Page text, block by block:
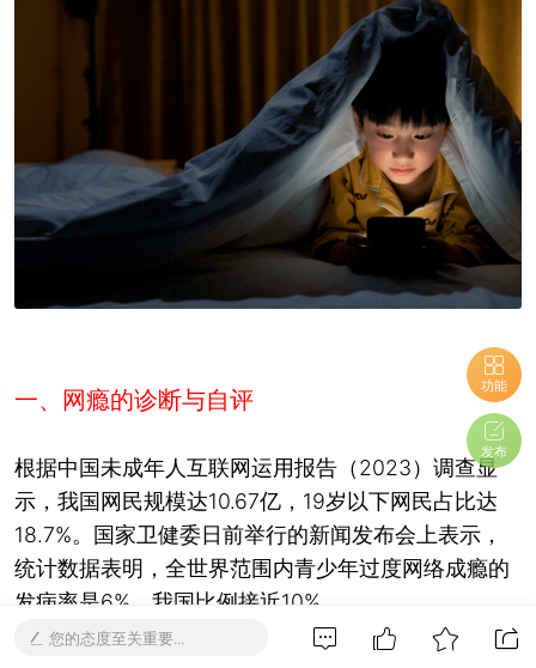
一、 网瘾的诊断与自评
根据中国未成年人互联网运用报告（2023）调查显
示，我国网民规模达10.67亿，19岁以下网民占比达
18.7%。国家卫健委日前举行的新闻发布会上表示，
统计数据表明，全世界范围内青少年过度网络成瘾的
发病率是6%，我国比例接近10%。
您的态度至关重要...
功能
发布